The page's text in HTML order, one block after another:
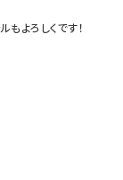
よろしくです！